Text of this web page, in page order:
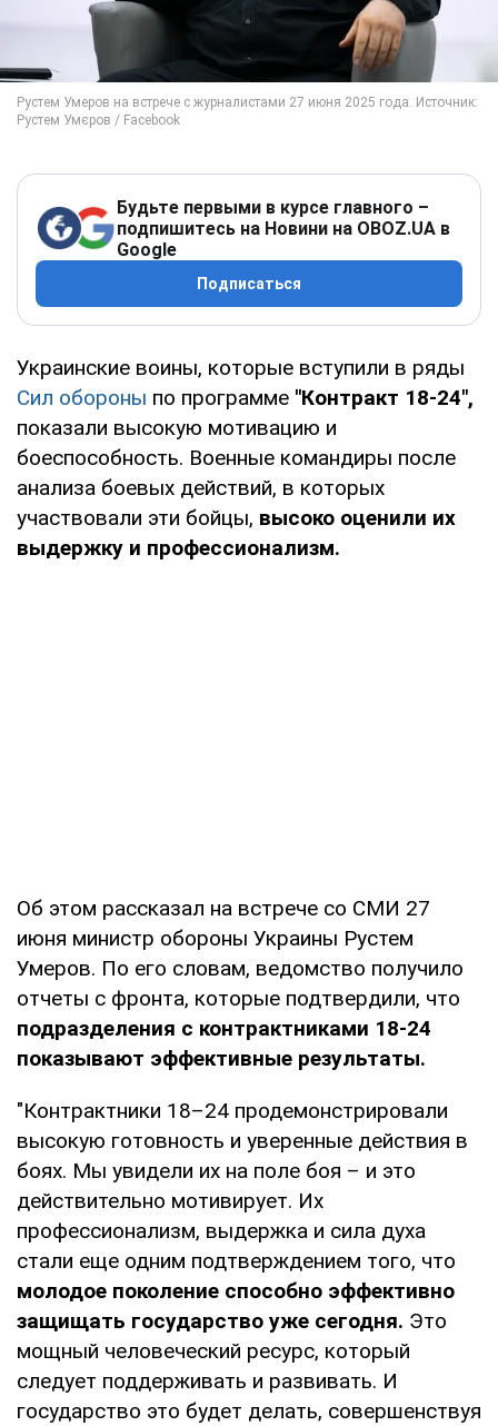
Будьте первыми в курсе главного –
подпишитесь на Новини на OBOZ.UA в
Google
Подписаться
Украинские воины, которые вступили в ряды
Сил обороны по программе "Контракт 18-24",
показали высокую мотивацию и
боеспособность. Военные командиры после
анализа боевых действий, в которых
участвовали эти бойцы, высоко оценили их
выдержку и профессионализм.
Об этом рассказал на встрече со СМИ 27
июня министр обороны Украины Рустем
Умеров. По его словам, ведомство получило
отчеты с фронта, которые подтвердили, что
подразделения с контрактниками 18-24
показывают эффективные результаты.
"Контрактники 18–24 продемонстрировали
высокую готовность и уверенные действия в
боях. Мы увидели их на поле боя – и это
действительно мотивирует. Их
профессионализм, выдержка и сила духа
стали еще одним подтверждением того, что
молодое поколение способно эффективно
защищать государство уже сегодня. Это
мощный человеческий ресурс, который
следует поддерживать и развивать. И
государство это будет делать, совершенствуя